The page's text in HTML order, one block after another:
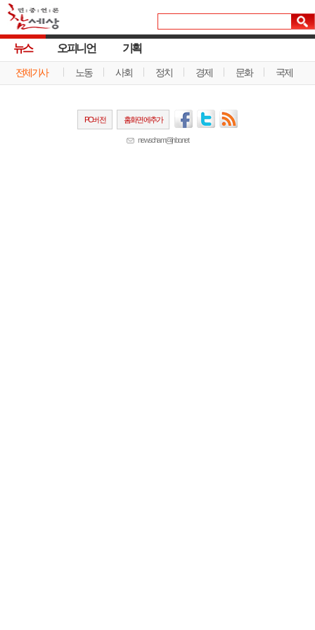
뉴스
전체기사 노동 사회 정치 경제 문화 국제
오피니언 기획
PC버전 홈화면에추가
newscham@jinbo.net